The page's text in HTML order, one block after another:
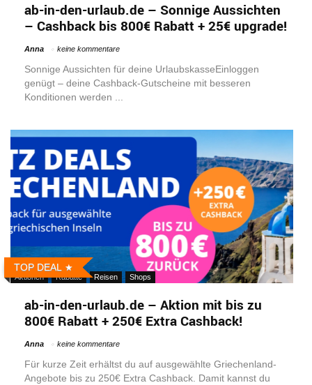
ab-in-den-urlaub.de – Sonnige Aussichten
– Cashback bis 800€ Rabatt + 25€ upgrade!
Anna keine kommentare
Sonnige Aussichten für deine UrlaubskasseEinloggen
genügt – deine Cashback-Gutscheine mit besseren
Konditionen werden ...
TOP DEAL
Aktionen Rabatte Reisen Shops
ab-in-den-urlaub.de – Aktion mit bis zu
800€ Rabatt + 250€ Extra Cashback!
Anna keine kommentare
Für kurze Zeit erhältst du auf ausgewählte Griechenland-
Angebote bis zu 250€ Extra Cashback. Damit kannst du